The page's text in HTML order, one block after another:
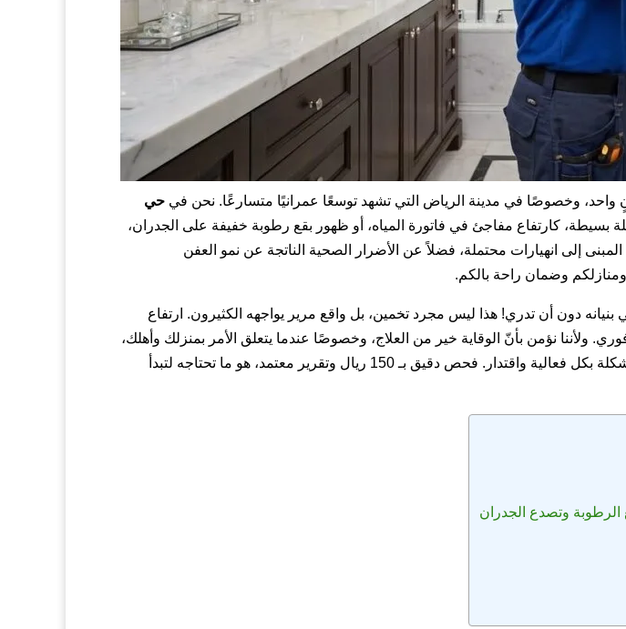
وخصوصًا في مدينة الرياض التي تشهد توسعًا عمرانيًا متسارعًا. نحن في حي
بسيطة، كارتفاع مفاجئ في فاتورة المياه، أو ظهور بقع رطوبة خفيفة على الجدران،
إلى انهيارات محتملة، فضلاً عن الأضرار الصحية الناتجة عن نمو العفن
وضمان راحة بالكم.
دون أن تدري! هذا ليس مجرد تخمين، بل واقع مرير يواجهه الكثيرون. ارتفاع
ولأننا نؤمن بأنّ الوقاية خير من العلاج، وخصوصًا عندما يتعلق الأمر بمنزلك وأهلك،
الحل الأمثل والأكثر احترافية لمواجهة هذه المشكلة بكل فعالية واقتدار. فحص دقيق بـ 150 ريال وتقرير معتمد، هو ما تحتاجه لتبدأ
وتصدع الجدران